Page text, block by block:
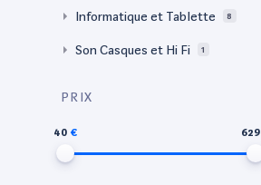
Informatique et Tablette 8
Son Casques et Hi Fi 1
PRIX
40 629